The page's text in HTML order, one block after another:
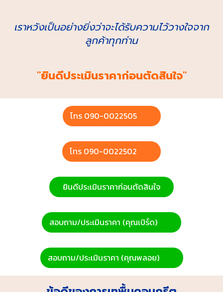
เราหวังเป็นอย่างยิ่งว่าจะได้รับความไว้วางใจจาก
ลูกค้าทุกท่าน
ยินดีประเมินราคาก่อนตัดสินใจ
โทร 090-0022505
โทร 090-0022502
ยินดีประเมินราคาก่อนตัดสินใจ
สอบถาม/ประเมินราคา (คุณเบิร์ด)
สอบถาม/ประเมินราคา (คุณพลอย)